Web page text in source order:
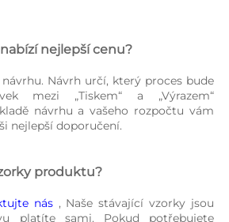
nejlepší cenu?
Návrh určí, který proces bude
mezi „Tiskem“ a „Výrazem“
návrhu a vašeho rozpočtu vám
nejlepší doporučení.
produktu?
nás , Naše stávající vzorky jsou
platíte sami. Pokud potřebujete